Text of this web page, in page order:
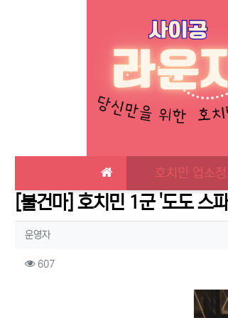
호치민 업소
[불건마] 호치민 1군 '도도 스
작성자 정보
운영자작성
컨텐츠 정보
607조회